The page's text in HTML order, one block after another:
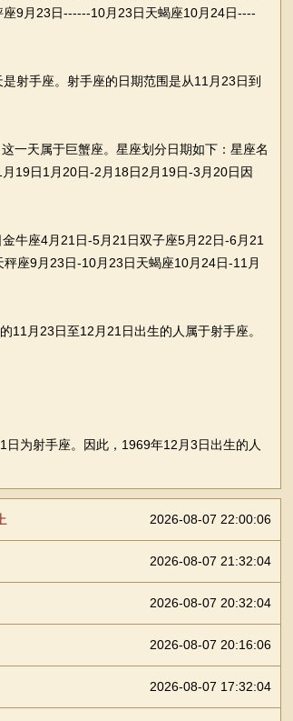
9月23日------10月23日天蝎座10月24日----
手座。射手座的日期范围是从11月23日到
天属于巨蟹座。星座划分日期如下：星座名
19日1月20日-2月18日2月19日-3月20日因
座4月21日-5月21日双子座5月22日-6月21
座9月23日-10月23日天蝎座10月24日-11月
月23日至12月21日出生的人属于射手座。
为射手座。因此，1969年12月3日出生的人
2026-08-07 22:00:06
2026-08-07 21:32:04
2026-08-07 20:32:04
2026-08-07 20:16:06
2026-08-07 17:32:04